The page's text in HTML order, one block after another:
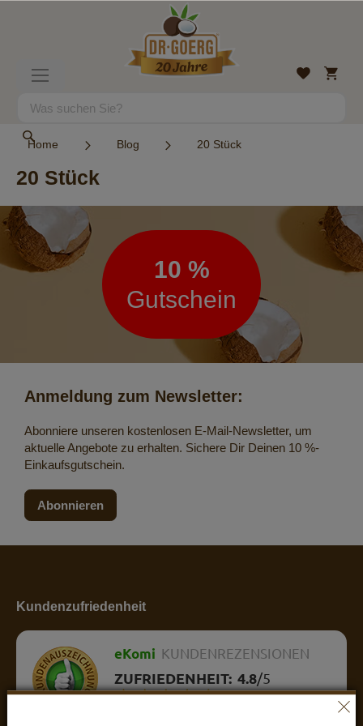
Suche
Wunschliste
Mein
Home Blog 20 Stück
20 Stück
Newsletter
10 %
Gutschein
Anmeldung zum Newsletter:
Abonniere unseren kostenlosen E-Mail-Newsletter, um
aktuelle Angebote zu erhalten. Sichere Dir Deinen 10 %-
Einkaufsgutschein.
Abonnieren
Kundenzufriedenheit
eKomi KUNDENREZENSIONEN
ZUFRIEDENHEIT: 4.8/5